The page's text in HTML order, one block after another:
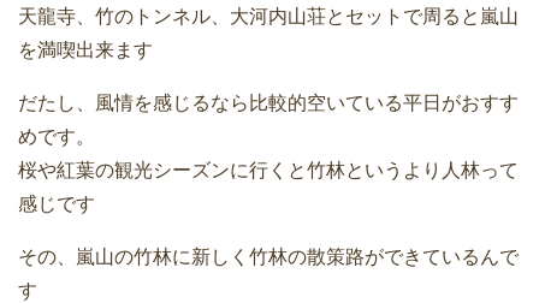
天龍寺、竹のトンネル、大河内山荘とセットで周ると嵐山
を満喫出来ます
だたし、風情を感じるなら比較的空いている平日がおすす
めです。
桜や紅葉の観光シーズンに行くと竹林というより人林って
感じです
その、嵐山の竹林に新しく竹林の散策路ができているんで
す